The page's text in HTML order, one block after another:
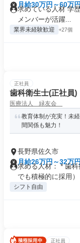
月給30万円～60万
求めている人材 学
メンバーが活躍...
業界未経験歓迎 +27個
正社員
歯科衛生士(正社員)
医療法人 緑友会
教育体制が充実！未
間関係も魅力！
長野県佐久市
月給26万円～32万円
求める人材： * 歯
でも積極的に採用）
シフト自由
正社員